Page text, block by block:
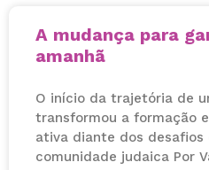
A mudança para
amanhã
O início da trajetória de
transformou a formação
ativa diante dos desafios
comunidade judaica Por